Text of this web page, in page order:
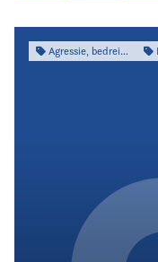
Agressie, bedreiging & intimidatie